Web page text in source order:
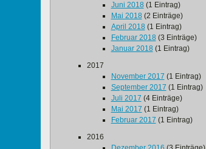
Juni 2018(1 Eintrag)
Mai 2018(2 Einträge)
April 2018(1 Eintrag)
Februar 2018(3 Einträge)
Januar 2018(1 Eintrag)
2017
November 2017 (1 Eintrag)
September 2017 (1 Eintrag)
Juli 2017 (4 Einträge)
Mai 2017 (1 Eintrag)
Februar 2017 (1 Eintrag)
2016